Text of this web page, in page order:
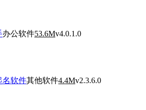
办公软件53.6Mv4.0.1.0
名软件其他软件4.4Mv2.3.6.0